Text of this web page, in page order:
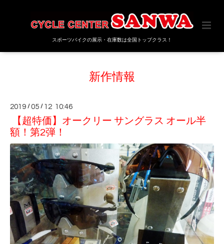
スポーツバイクの展示・在庫数は全国トップクラス！
新作情報
2019 /05 / 12 10:46
【超特価】オークリー サングラス オール半
額！第2弾！